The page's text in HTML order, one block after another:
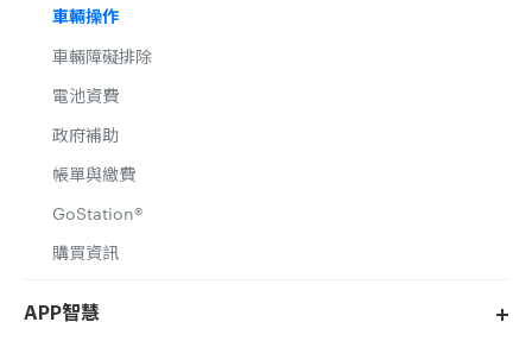
車輛操作
車輛障礙排除
電池資費
政府補助
帳單與繳費
GoStation®
購買資訊
APP智慧